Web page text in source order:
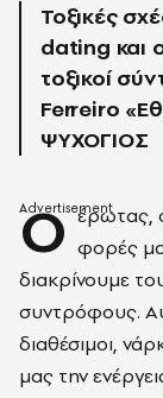
Τοξικές
dating και
τοξικοί
Ferreiro
ΨΥΧΟΓΙΟΣ
Ο έρωτας,
φορές
διακρίνουμε
συντρόφους.
διαθέσιμοι,
μας την